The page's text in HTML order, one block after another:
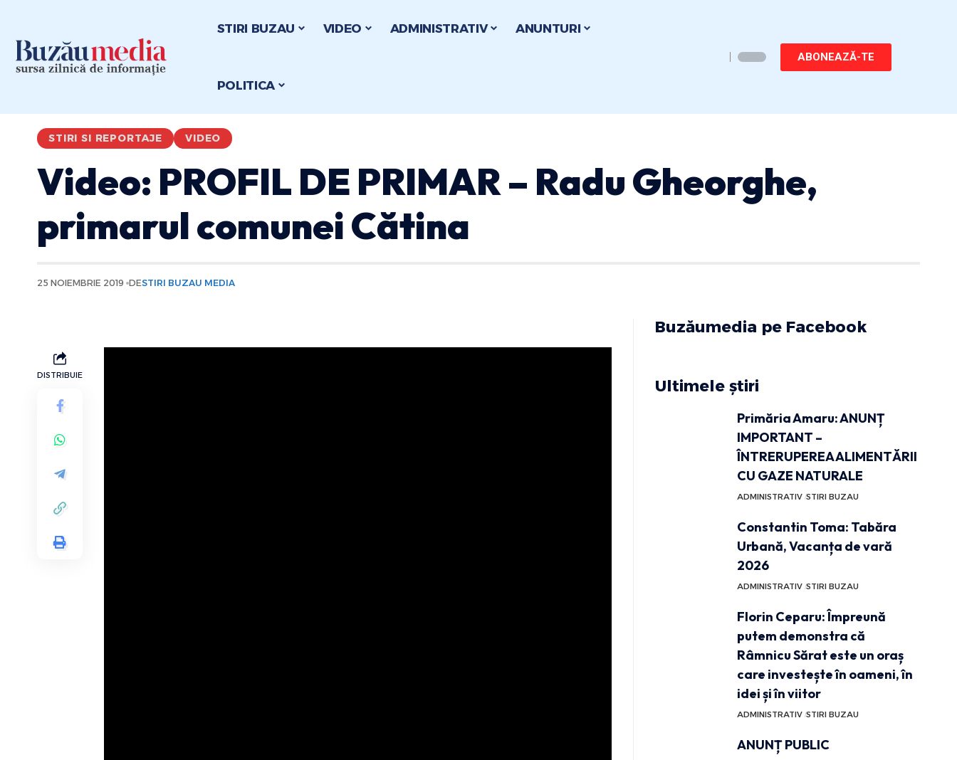
STIRI BUZAU VIDEO ADMINISTRATIV ANUNTURI
POLITICA
ABONEAZĂ-TE
STIRI SI REPORTAJE VIDEO
Video: PROFIL DE PRIMAR – Radu Gheorghe,
primarul comunei Cătina
25 NOIEMBRIE 2019 DESTIRI BUZAU MEDIA
DISTRIBUIE
Buzăumedia pe Facebook
Ultimele știri
Primăria Amaru: ANUNȚ
IMPORTANT –
ÎNTRERUPEREA ALIMENTĂRII
CU GAZE NATURALE
ADMINISTRATIV STIRI BUZAU
Constantin Toma: Tabăra
Urbană, Vacanța de vară
2026
ADMINISTRATIV STIRI BUZAU
Florin Ceparu: Împreună
putem demonstra că
Râmnicu Sărat este un oraș
care investește în oameni, în
idei și în viitor
ADMINISTRATIV STIRI BUZAU
ANUNȚ PUBLIC